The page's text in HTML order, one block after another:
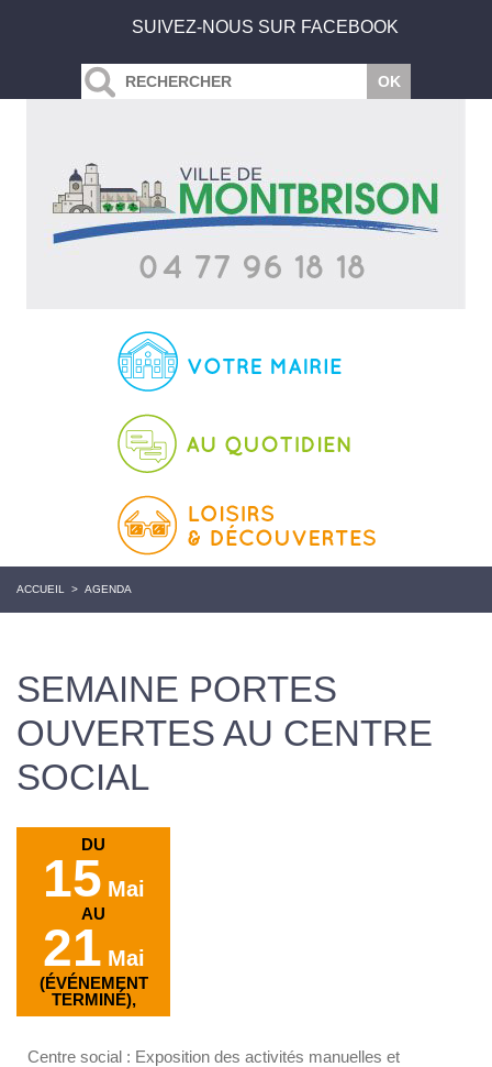
SUIVEZ-NOUS SUR FACEBOOK
ACCUEIL > AGENDA
SEMAINE PORTES
OUVERTES AU CENTRE
SOCIAL
DU
15 Mai
AU
21 Mai
(ÉVÉNEMENT
TERMINÉ),
Centre social : Exposition des activités manuelles et